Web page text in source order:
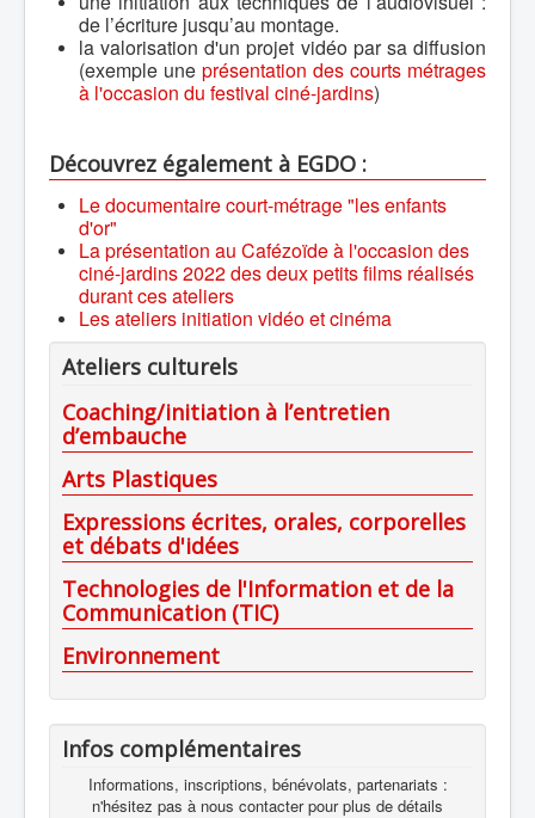
de l’écriture jusqu’au montage.
la valorisation d'un projet vidéo par sa diffusion
(exemple une présentation des courts métrages
à l'occasion du festival ciné-jardins)
Découvrez également à EGDO :
Le documentaire court-métrage "les enfants
d'or"
La présentation au Cafézoïde à l'occasion des
ciné-jardins 2022 des deux petits films réalisés
durant ces ateliers
Les ateliers initiation vidéo et cinéma
Ateliers culturels
Coaching/initiation à l’entretien
d’embauche
Arts Plastiques
Expressions écrites, orales, corporelles
et débats d'idées
Technologies de l'Information et de la
Communication (TIC)
Environnement
Infos complémentaires
Informations, inscriptions, bénévolats, partenariats :
n'hésitez pas à nous contacter pour plus de détails